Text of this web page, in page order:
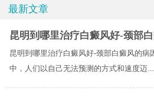
最新文章
昆明到哪里治疗白癜风好-颈部
昆明到哪里治疗白癜风好-颈部白癜风的病
中，人们以自己无法预测的方式和速度迈